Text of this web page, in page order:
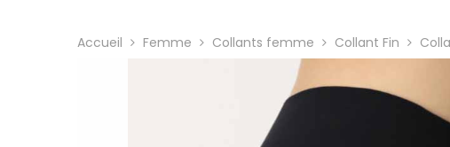
Accueil Femme Collants femme Collant Fin